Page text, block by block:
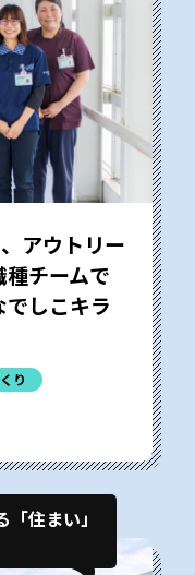
アウトリー
チームで
しこキラ
り
住まい」